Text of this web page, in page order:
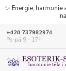
✨ Energie,
+420 737982974
Po-pá 9 - 17h